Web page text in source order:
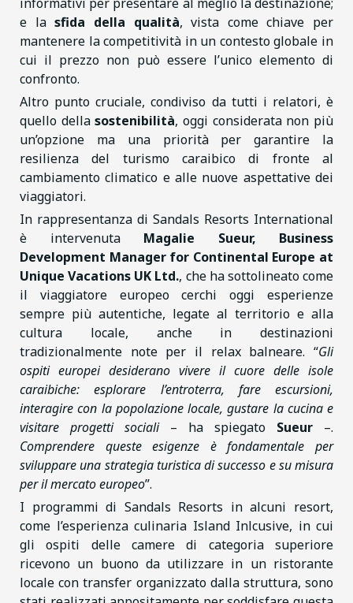
e lasfida della qualità, vista come chiave per
mantenere la competitività in un contesto globale in
cui il prezzo non può essere l’unico elemento di
confronto.
Altro punto cruciale, condiviso da tutti i relatori, è
quello dellasostenibilità, oggi considerata non più
un’opzione ma una priorità per garantire la
resilienza del turismo caraibico di fronte al
cambiamento climatico e alle nuove aspettative dei
viaggiatori.
In rappresentanza di Sandals Resorts International
è intervenuta Magalie Sueur, Business
Development Manager for Continental Europe at
Unique Vacations UK Ltd., che ha sottolineato come
il viaggiatore europeo cerchi oggi esperienze
sempre più autentiche, legate al territorio e alla
cultura locale, anche in destinazioni
tradizionalmente note per il relax balneare. “Gli
ospiti europei desiderano vivere il cuore delle isole
caraibiche: esplorare l’entroterra, fare escursioni,
interagire con la popolazione locale, gustare la cucina e
visitare progetti sociali– ha spiegato Sueur –.
Comprendere queste esigenze è fondamentale per
sviluppare una strategia turistica di successo e su misura
per il mercato europeo”.
I programmi di Sandals Resorts in alcuni resort,
come l’esperienza culinaria Island Inlcusive, in cui
gli ospiti delle camere di categoria superiore
ricevono un buono da utilizzare in un ristorante
locale con transfer organizzato dalla struttura, sono